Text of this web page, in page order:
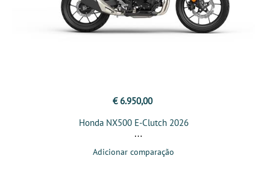
€ 6.950,00
Honda NX500 E-Clutch 2026
Adicionar comparação